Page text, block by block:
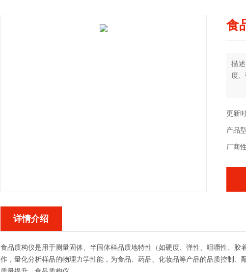
食
描
度
更新
产品
厂商
详情介绍
食品质构仪是用于测量固体、半固体样品质地特性（如硬度、弹性、咀嚼性、
作，量化分析样品的物理力学性能，为食品、药品、化妆品等产品的品质控制